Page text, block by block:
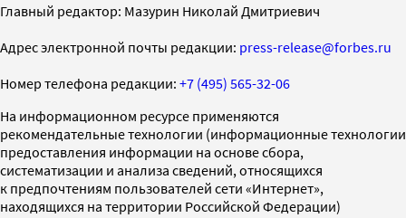
Главный редактор: Мазурин Николай Дмитриевич
Адрес электронной почты редакции: press-release@forbes.ru
Номер телефона редакции: +7 (495) 565-32-06
На информационном ресурсе применяются
рекомендательные технологии (информационные технологии
предоставления информации на основе сбора,
систематизации и анализа сведений, относящихся
к предпочтениям пользователей сети «Интернет»,
находящихся на территории Российской Федерации)